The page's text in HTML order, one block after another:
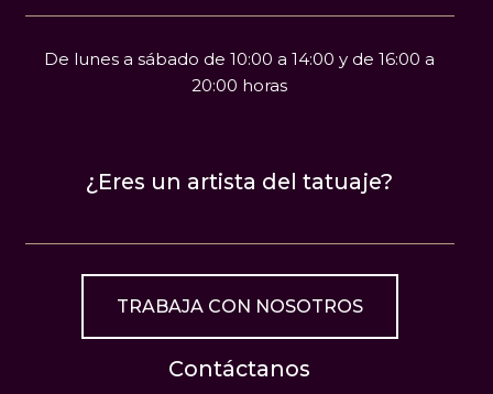
De lunes a sábado de 10:00 a 14:00 y de 16:00 a
20:00 horas
¿Eres un artista del tatuaje?
TRABAJA CON NOSOTROS
Contáctanos